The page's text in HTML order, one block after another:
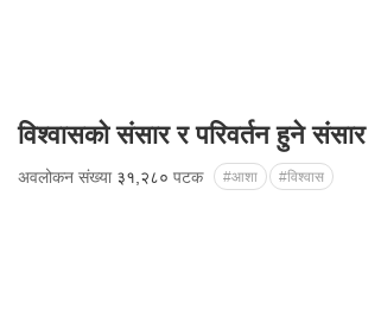
विश्वासको संसार र परिवर्तन हुने संसार
अवलोकन संख्या ३१,२८० पटक #आशा #विश्वास